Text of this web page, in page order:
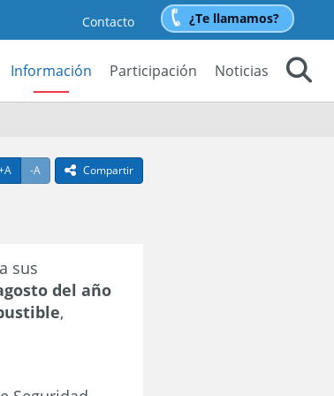
Contacto ¿Te llamamos?
Información Participación
Noticias
Agrandar texto
-A Achicar textoicono compartir
Compartir
sus
del año
,